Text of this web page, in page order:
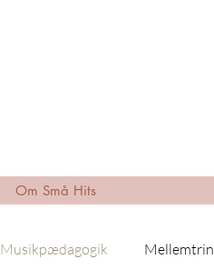
Om Små Hits
Musikpædagogik Mellemtrin